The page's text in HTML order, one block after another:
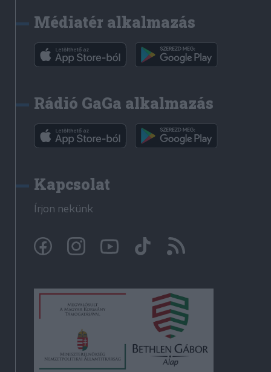
Médiatér alkalmazás
Rádió GaGa alkalmazás
Kapcsolat
Írjon nekünk